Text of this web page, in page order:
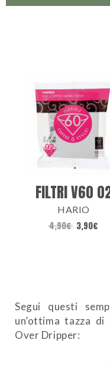
FILTRI V60
HARIO
4,90€ 3,90€
Segui questi
un’ottima tazza
Over Dripper: